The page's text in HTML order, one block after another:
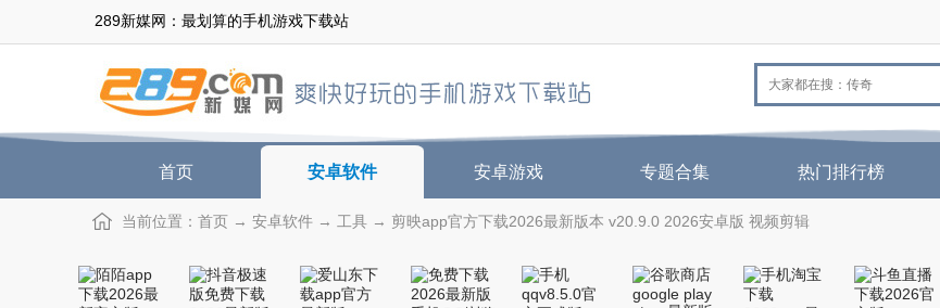
289新媒网：最划算的手机游戏下载站
首页 安卓软件 安卓游戏 专题合集 热门排行榜
当前位置： 首页 → 安卓软件 → 工具 → 剪映app官方下载2026最新版本 v20.9.0 2026安卓版 视频剪辑